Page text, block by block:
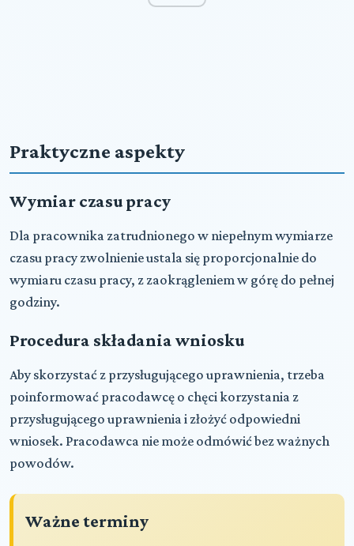
Praktyczne aspekty
Wymiar czasu pracy
Dla pracownika zatrudnionego w niepełnym wymiarze
czasu pracy zwolnienie ustala się proporcjonalnie do
wymiaru czasu pracy, z zaokrągleniem w górę do pełnej
godziny.
Procedura składania wniosku
Aby skorzystać z przysługującego uprawnienia, trzeba
poinformować pracodawcę o chęci korzystania z
przysługującego uprawnienia i złożyć odpowiedni
wniosek. Pracodawca nie może odmówić bez ważnych
powodów.
Ważne terminy